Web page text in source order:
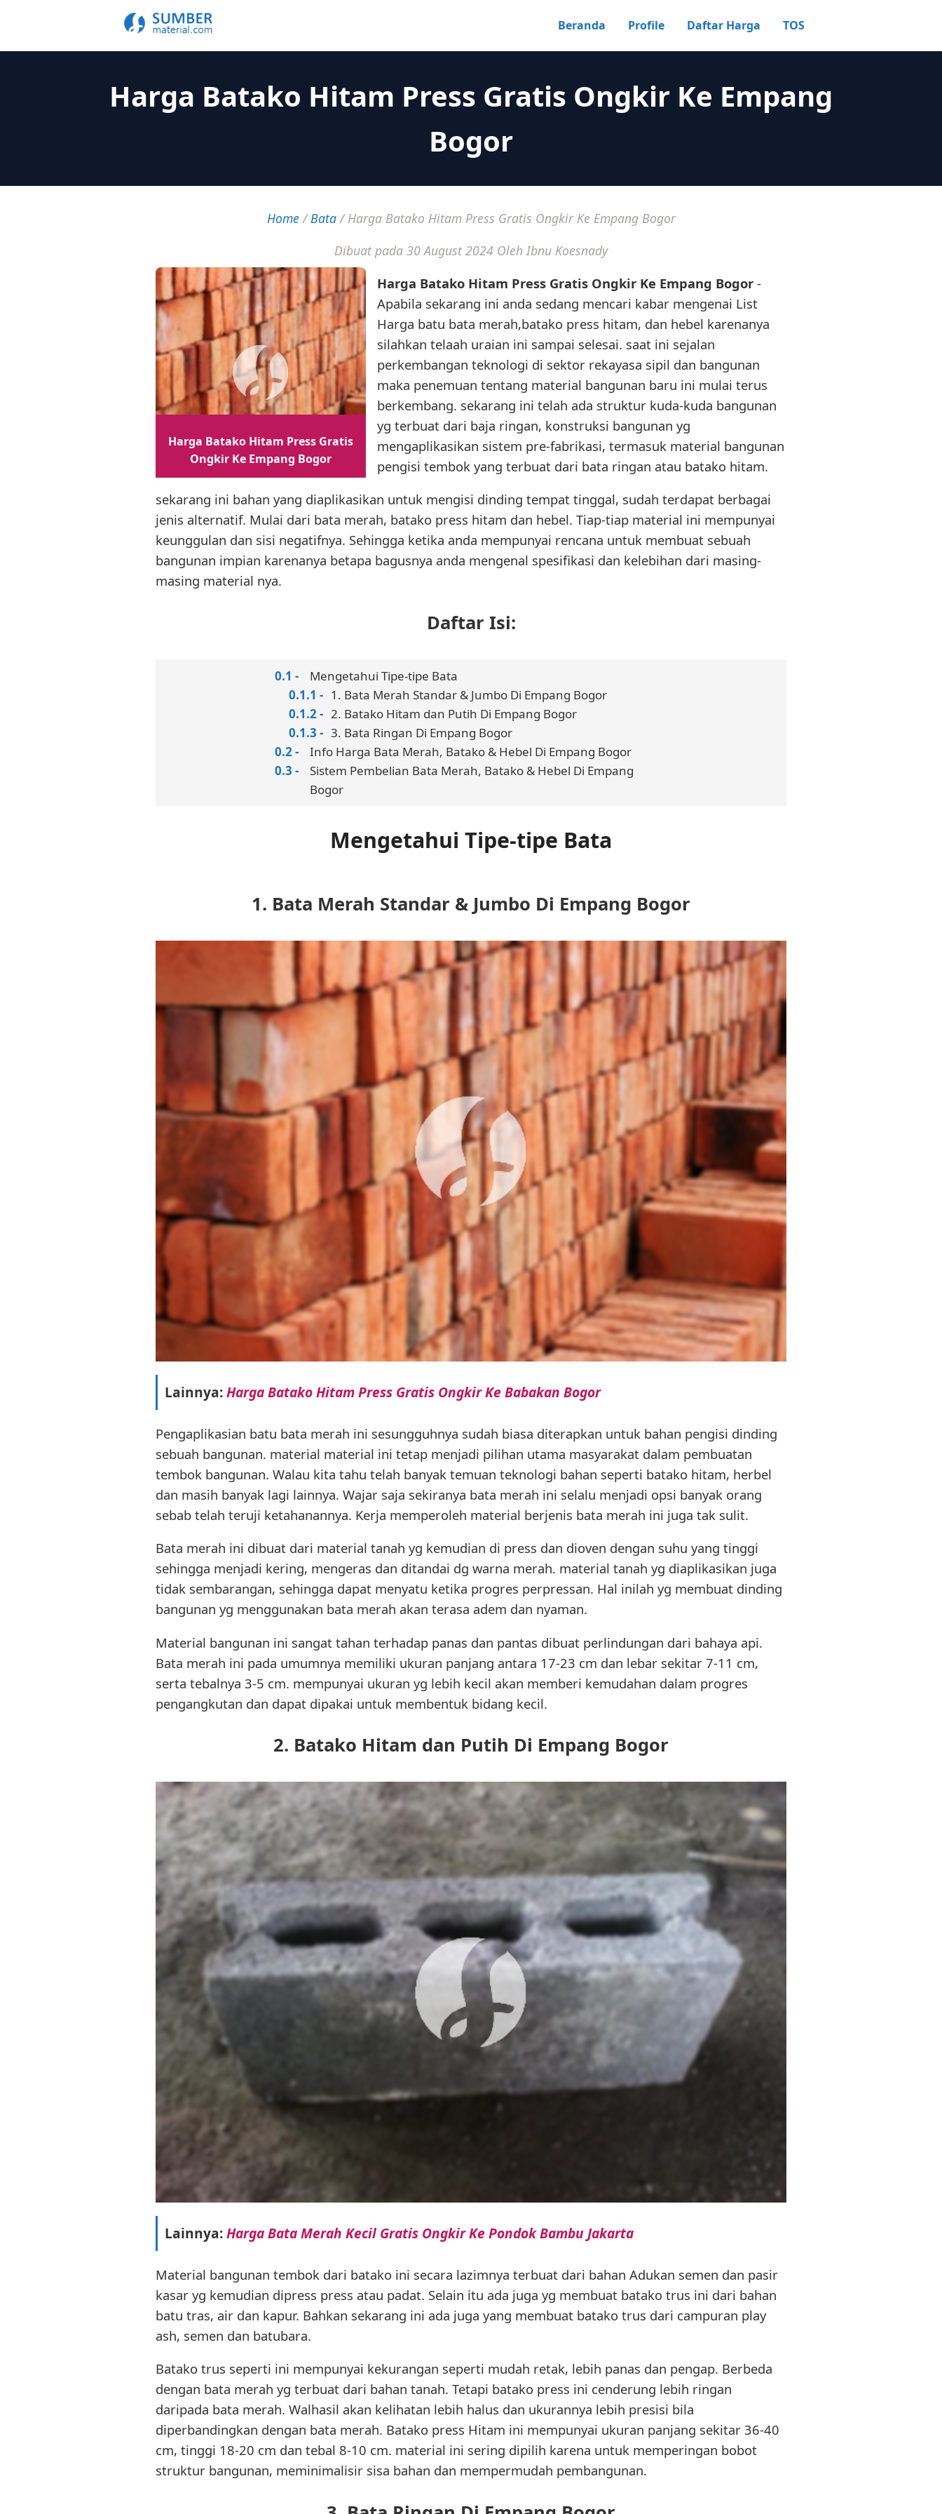
Beranda Profile Daftar Harga TOS
Harga Batako Hitam Press Gratis Ongkir Ke Empang
Bogor
Home/Bata/Harga Batako Hitam Press Gratis Ongkir Ke Empang Bogor
Dibuat pada 30 August 2024 Oleh Ibnu Koesnady
Harga Batako Hitam Press Gratis
Ongkir Ke Empang Bogor
Harga Batako Hitam Press Gratis Ongkir Ke Empang Bogor -
Apabila sekarang ini anda sedang mencari kabar mengenai List
Harga batu bata merah,batako press hitam, dan hebel karenanya
silahkan telaah uraian ini sampai selesai. saat ini sejalan
perkembangan teknologi di sektor rekayasa sipil dan bangunan
maka penemuan tentang material bangunan baru ini mulai terus
berkembang. sekarang ini telah ada struktur kuda-kuda bangunan
yg terbuat dari baja ringan, konstruksi bangunan yg
mengaplikasikan sistem pre-fabrikasi, termasuk material bangunan
pengisi tembok yang terbuat dari bata ringan atau batako hitam.
sekarang ini bahan yang diaplikasikan untuk mengisi dinding tempat tinggal, sudah terdapat berbagai
jenis alternatif. Mulai dari bata merah, batako press hitam dan hebel. Tiap-tiap material ini mempunyai
keunggulan dan sisi negatifnya. Sehingga ketika anda mempunyai rencana untuk membuat sebuah
bangunan impian karenanya betapa bagusnya anda mengenal spesifikasi dan kelebihan dari masing-
masing material nya.
Daftar Isi:
Mengetahui Tipe-tipe Bata
1. Bata Merah Standar & Jumbo Di Empang Bogor
2. Batako Hitam dan Putih Di Empang Bogor
3. Bata Ringan Di Empang Bogor
Info Harga Bata Merah, Batako & Hebel Di Empang Bogor
Sistem Pembelian Bata Merah, Batako & Hebel Di Empang
Bogor
Mengetahui Tipe-tipe Bata
1. Bata Merah Standar & Jumbo Di Empang Bogor
Lainnya:Harga Batako Hitam Press Gratis Ongkir Ke Babakan Bogor
Pengaplikasian batu bata merah ini sesungguhnya sudah biasa diterapkan untuk bahan pengisi dinding
sebuah bangunan. material material ini tetap menjadi pilihan utama masyarakat dalam pembuatan
tembok bangunan. Walau kita tahu telah banyak temuan teknologi bahan seperti batako hitam, herbel
dan masih banyak lagi lainnya. Wajar saja sekiranya bata merah ini selalu menjadi opsi banyak orang
sebab telah teruji ketahanannya. Kerja memperoleh material berjenis bata merah ini juga tak sulit.
Bata merah ini dibuat dari material tanah yg kemudian di press dan dioven dengan suhu yang tinggi
sehingga menjadi kering, mengeras dan ditandai dg warna merah. material tanah yg diaplikasikan juga
tidak sembarangan, sehingga dapat menyatu ketika progres perpressan. Hal inilah yg membuat dinding
bangunan yg menggunakan bata merah akan terasa adem dan nyaman.
Material bangunan ini sangat tahan terhadap panas dan pantas dibuat perlindungan dari bahaya api.
Bata merah ini pada umumnya memiliki ukuran panjang antara 17-23 cm dan lebar sekitar 7-11 cm,
serta tebalnya 3-5 cm. mempunyai ukuran yg lebih kecil akan memberi kemudahan dalam progres
pengangkutan dan dapat dipakai untuk membentuk bidang kecil.
2. Batako Hitam dan Putih Di Empang Bogor
Lainnya:Harga Bata Merah Kecil Gratis Ongkir Ke Pondok Bambu Jakarta
Material bangunan tembok dari batako ini secara lazimnya terbuat dari bahan Adukan semen dan pasir
kasar yg kemudian dipress press atau padat. Selain itu ada juga yg membuat batako trus ini dari bahan
batu tras, air dan kapur. Bahkan sekarang ini ada juga yang membuat batako trus dari campuran play
ash, semen dan batubara.
Batako trus seperti ini mempunyai kekurangan seperti mudah retak, lebih panas dan pengap. Berbeda
dengan bata merah yg terbuat dari bahan tanah. Tetapi batako press ini cenderung lebih ringan
daripada bata merah. Walhasil akan kelihatan lebih halus dan ukurannya lebih presisi bila
diperbandingkan dengan bata merah. Batako press Hitam ini mempunyai ukuran panjang sekitar 36-40
cm, tinggi 18-20 cm dan tebal 8-10 cm. material ini sering dipilih karena untuk memperingan bobot
struktur bangunan, meminimalisir sisa bahan dan mempermudah pembangunan.